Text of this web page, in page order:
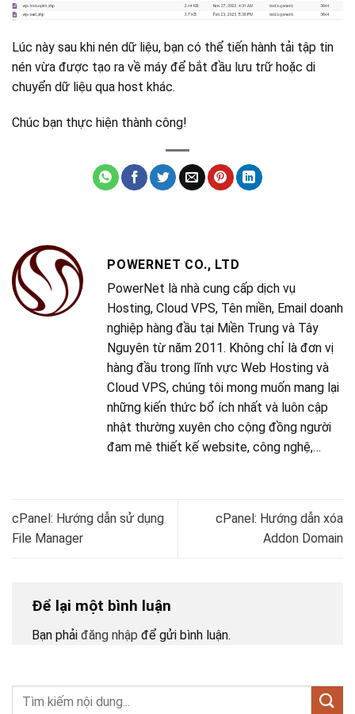
Lúc này sau khi nén dữ liệu, bạn có thể tiến hành tải tập tin
nén vừa được tạo ra về máy để bắt đầu lưu trữ hoặc di
chuyển dữ liệu qua host khác.
Chúc bạn thực hiện thành công!
POWERNET CO., LTD
PowerNet là nhà cung cấp dịch vụ
Hosting, Cloud VPS, Tên miền, Email doanh
nghiệp hàng đầu tại Miền Trung và Tây
Nguyên từ năm 2011. Không chỉ là đơn vị
hàng đầu trong lĩnh vực Web Hosting và
Cloud VPS, chúng tôi mong muốn mang lại
những kiến thức bổ ích nhất và luôn cập
nhật thường xuyên cho cộng đồng người
đam mê thiết kế website, công nghệ,…
cPanel: Hướng dẫn sử dụng
File Manager
cPanel: Hướng dẫn xóa
Addon Domain
Để lại một bình luận
Bạn phải đăng nhập để gửi bình luận.